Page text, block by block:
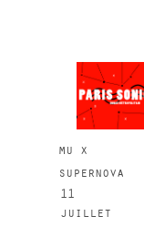
mu x
supernova
11
juillet